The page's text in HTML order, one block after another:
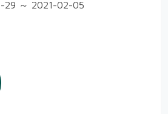
29 ～ 2021-02-05